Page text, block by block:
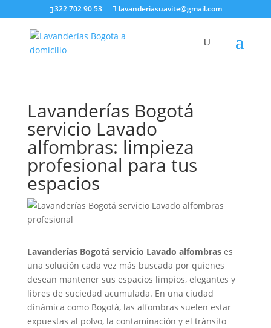
322 702 90 53 lavanderiasuavite@gmail.com
Lavanderías Bogotá
servicio Lavado
alfombras: limpieza
profesional para tus
espacios
Lavanderías Bogotá servicio Lavado alfombrases
una solución cada vez más buscada por quienes
desean mantener sus espacios limpios, elegantes y
libres de suciedad acumulada. En una ciudad
dinámica como Bogotá, las alfombras suelen estar
expuestas al polvo, la contaminación y el tránsito